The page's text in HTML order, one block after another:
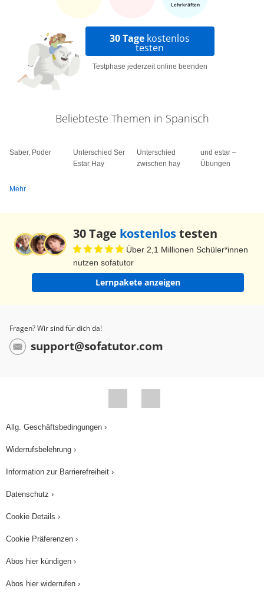
Lehrkräften
30 Tage kostenlos
testen
Testphase jederzeit online beenden
Beliebteste Themen in Spanisch
Saber, Poder
Unterschied Ser
Estar Hay
Unterschied
zwischen hay
und estar –
Übungen
Mehr
30 Tage kostenlostesten
Über 2,1 Millionen Schüler*innen
nutzen sofatutor
Lernpakete anzeigen
Fragen? Wir sind für dich da!
support@sofatutor.com
Allg. Geschäftsbedingungen ›
Widerrufsbelehrung ›
Information zur Barrierefreiheit ›
Datenschutz ›
Cookie Details ›
Cookie Präferenzen ›
Abos hier kündigen ›
Abos hier widerrufen ›